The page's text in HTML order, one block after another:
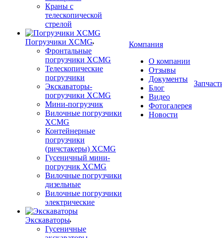
Краны с
телескопической
стрелой
Погрузчики XCMG
Фронтальные
погрузчики XCMG
Телескопические
погрузчики
Экскаваторы-
погрузчики XCMG
Мини-погрузчик
Вилочные погрузчики
XCMG
Контейнерные
погрузчики
(ричстакеры) XCMG
Гусеничный мини-
погрузчик XCMG
Вилочные погрузчики
дизельные
Вилочные погрузчики
электрические
Экскаваторы
Гусеничные
Компания
О компании
Отзывы
Документы
Блог
Видео
Фотогалерея
Новости